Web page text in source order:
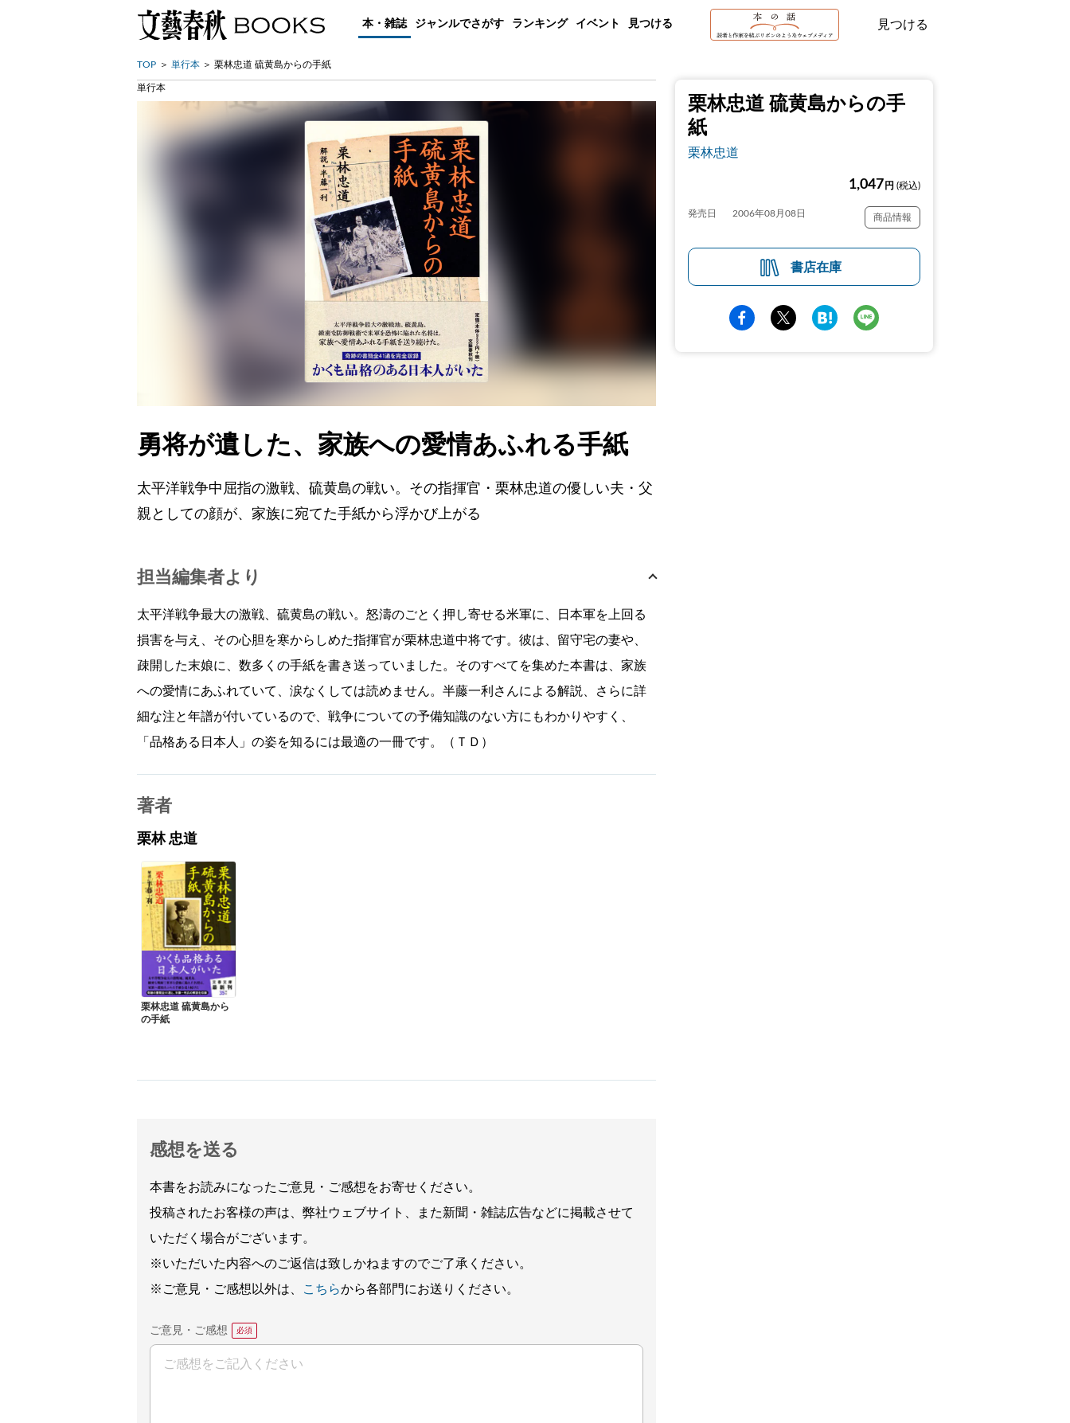
本・雑誌 ジャンルでさがす ランキング イベント 見つける 見つける
TOP 単行本 栗林忠道 硫黄島からの手紙
栗林忠道 硫黄島からの手
紙
栗林忠道
1,047 円 (税込)
発売日 2006年08月08日 商品情報
書店在庫
単行本
勇将が遺した、家族への愛情あふれる手紙
太平洋戦争中屈指の激戦、硫黄島の戦い。その指揮官・栗林忠道の優しい夫・父
親としての顔が、家族に宛てた手紙から浮かび上がる
担当編集者より
太平洋戦争最大の激戦、硫黄島の戦い。怒濤のごとく押し寄せる米軍に、日本軍を上回る
損害を与え、その心胆を寒からしめた指揮官が栗林忠道中将です。彼は、留守宅の妻や、
疎開した末娘に、数多くの手紙を書き送っていました。そのすべてを集めた本書は、家族
への愛情にあふれていて、涙なくしては読めません。半藤一利さんによる解説、さらに詳
細な注と年譜が付いているので、戦争についての予備知識のない方にもわかりやすく、
「品格ある日本人」の姿を知るには最適の一冊です。（ＴＤ）
著者
栗林 忠道
栗林忠道 硫黄島から
の手紙
感想を送る
本書をお読みになったご意見・ご感想をお寄せください。
投稿されたお客様の声は、弊社ウェブサイト、また新聞・雑誌広告などに掲載させて
いただく場合がございます。
※いただいた内容へのご返信は致しかねますのでご了承ください。
※ご意見・ご感想以外は、
こちらから各部門にお送りください。
ご意見・ご感想